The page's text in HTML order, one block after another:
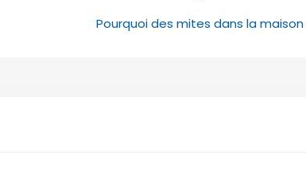
Pourquoi des mites dans la